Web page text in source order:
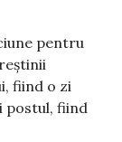
pentru
fiind o zi
postul, fiind